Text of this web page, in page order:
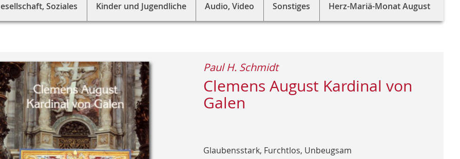
Soziales Kinder und Jugendliche Audio, Video Sonstiges Herz-Mariä-Monat August
Clemens August Kardinal von
Galen
Paul H. Schmidt
Glaubensstark, Furchtlos, Unbeugsam